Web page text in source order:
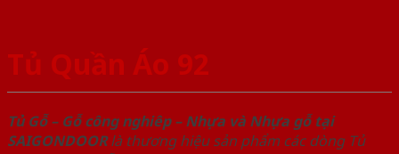
Tủ Quần Áo 92
Tủ Gỗ – Gỗ công nghiêp – Nhựa và Nhựa gỗ tại
SAIGONDOORlà thương hiệu sản phẩm các dòng Tủ